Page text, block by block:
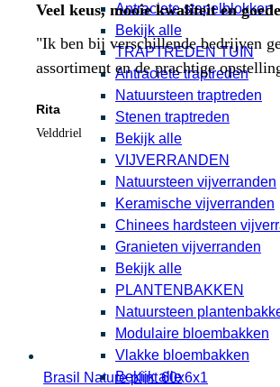
Brasil Nature plint 60x6x1
Antraciete stapelblokken
Bekijk alle
TRAPTREDEN TUIN
Antraciete traptreden
Natuursteen traptreden
Stenen traptreden
Bekijk alle
VIJVERRANDEN
Natuursteen vijverranden
Keramische vijverranden
Chinees hardsteen
Granieten vijverranden
Bekijk alle
PLANTENBAKKEN
Natuursteen
Modulaire bloembakken
Vlakke bloembakken
Bekijk alle
Veel keus, mooie kwaliteit en
"Ik ben bij verschillende bedrijven
assortiment en de prachtige
Rita
Velddriel